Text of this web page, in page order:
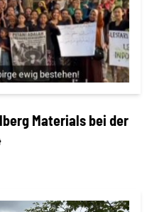
Materials bei der